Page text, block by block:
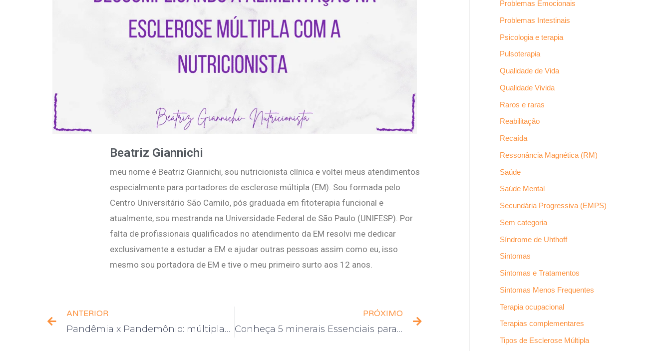
Beatriz Giannichi
meu nome é Beatriz Giannichi, sou nutricionista clínica e voltei meus atendimentos
especialmente para portadores de esclerose múltipla (EM). Sou formada pelo
Centro Universitário São Camilo, pós graduada em fitoterapia funcional e
atualmente, sou mestranda na Universidade Federal de São Paulo (UNIFESP). Por
falta de profissionais qualificados no atendimento da EM resolvi me dedicar
exclusivamente a estudar a EM e ajudar outras pessoas assim como eu, isso
mesmo sou portadora de EM e tive o meu primeiro surto aos 12 anos.
ANTERIOR
Pandêmia x Pandemônio: múltiplas reflexões sobre intensificações
PRÓXIMO
Conheça 5 minerais Essenciais para a Esclerose Múltipla
Problemas Emocionais
Problemas Intestinais
Psicologia e terapia
Pulsoterapia
Qualidade de Vida
Qualidade Vivida
Raros e raras
Reabilitação
Recaída
Ressonância Magnética (RM)
Saúde
Saúde Mental
Secundária Progressiva (EMPS)
Sem categoria
Síndrome de Uhthoff
Sintomas
Sintomas e Tratamentos
Sintomas Menos Frequentes
Terapia ocupacional
Terapias complementares
Tipos de Esclerose Múltipla